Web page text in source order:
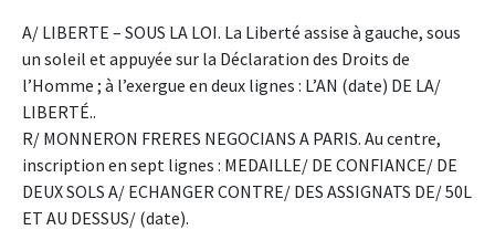
A/ LIBERTE – SOUS LA LOI. La Liberté assise à gauche, sous
un soleil et appuyée sur la Déclaration des Droits de
l’Homme ; à l’exergue en deux lignes : L’AN (date) DE LA/
LIBERTÉ..
R/ MONNERON FRERES NEGOCIANS A PARIS. Au centre,
inscription en sept lignes : MEDAILLE/ DE CONFIANCE/ DE
DEUX SOLS A/ ECHANGER CONTRE/ DES ASSIGNATS DE/ 50L
ET AU DESSUS/ (date).